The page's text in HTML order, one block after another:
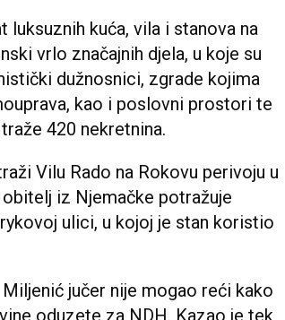
kuća, vila i stanova na
vrlo značajnih djela, u koje su
dužnosnici, zgrade kojima
kao i poslovni prostori te
420 nekretnina.
Vilu Rado na Rokovu perivoju u
iz Njemačke potražuje
ulici, u kojoj je stan koristio
jučer nije mogao reći kako
oduzete za NDH. Kazao je tek